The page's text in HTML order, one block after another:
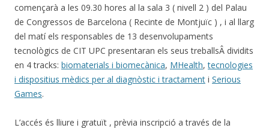
començarà a les 09.30 hores al la sala 3 ( nivell 2 ) del Palau
de Congressos de Barcelona ( Recinte de Montjuïc ) , i al llarg
del matí els responsables de 13 desenvolupaments
tecnològics de CIT UPC presentaran els seus treballsÂ dividits
en 4 tracks: biomaterials i biomecànica, MHealth,tecnologies
i dispositius mèdics per al diagnòstic i tractament i Serious
Games.
L’accés és lliure i gratuït , prèvia inscripció a través de la